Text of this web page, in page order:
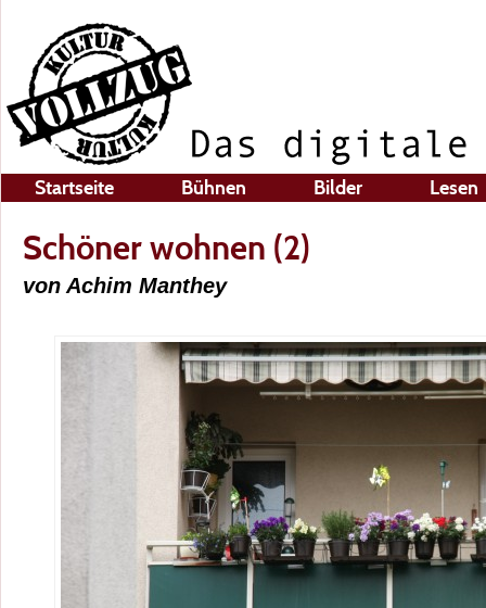
Startseite Bühnen Bilder Lesen
Schöner wohnen (2)
von Achim Manthey